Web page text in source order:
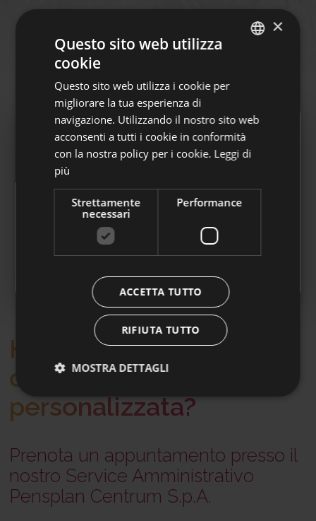
Hai bisogno di una
consulenza
personalizzata?
Prenota un appuntamento presso il
nostro Service Amministrativo
Pensplan Centrum S.p.A.
Adesioni automatiche
A partire dal 1° luglio 2026 Laborfonds può
accogliere le adesioni automatiche dei
dipendenti del settore privato.
×
Questo sito web utilizza
cookie
Questo sito web utilizza i cookie per
migliorare la tua esperienza di
navigazione. Utilizzando il nostro sito web
acconsenti a tutti i cookie in conformità
con la nostra policy per i cookie. Leggi di
più
Strettamente
necessari
Performance
ACCETTA TUTTO
RIFIUTA TUTTO
MOSTRA DETTAGLI